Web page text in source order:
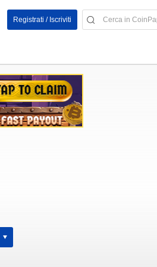
Registrati / Iscriviti